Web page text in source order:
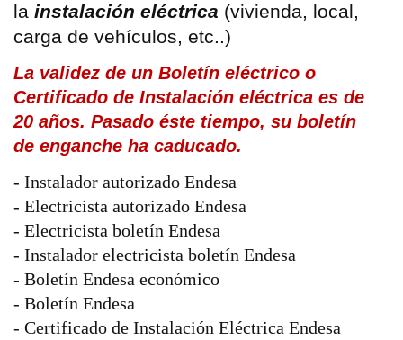
la instalación eléctrica (vivienda, local,
carga de vehículos, etc..)
La validez de un Boletín eléctrico o
Certificado de Instalación eléctrica es de
20 años. Pasado éste tiempo, su boletín
de enganche ha caducado.
- Instalador autorizado Endesa
- Electricista autorizado Endesa
- Electricista boletín Endesa
- Instalador electricista boletín Endesa
- Boletín Endesa económico
- Boletín Endesa
- Certificado de Instalación Eléctrica Endesa